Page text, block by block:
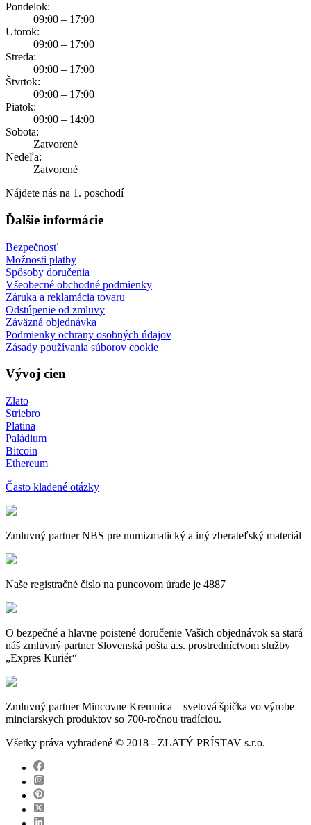
Pondelok:
09:00 – 17:00
Utorok:
09:00 – 17:00
Streda:
09:00 – 17:00
Štvrtok:
09:00 – 17:00
Piatok:
09:00 – 14:00
Sobota:
Zatvorené
Nedeľa:
Zatvorené
Nájdete nás na 1. poschodí
Ďalšie informácie
Bezpečnosť
Možnosti platby
Spôsoby doručenia
Všeobecné obchodné podmienky
Záruka a reklamácia tovaru
Odstúpenie od zmluvy
Záväzná objednávka
Podmienky ochrany osobných údajov
Zásady používania súborov cookie
Vývoj cien
Zlato
Striebro
Platina
Paládium
Bitcoin
Ethereum
Často kladené otázky
Zmluvný partner NBS pre numizmatický a iný zberateľský materiál
Naše registračné číslo na puncovom úrade je 4887
O bezpečné a hlavne poistené doručenie Vašich objednávok sa stará
náš zmluvný partner Slovenská pošta a.s. prostredníctvom služby
„Expres Kuriér“
Zmluvný partner Mincovne Kremnica – svetová špička vo výrobe
minciarskych produktov so 700-ročnou tradíciou.
Všetky práva vyhradené © 2018 - ZLATÝ PRÍSTAV s.r.o.